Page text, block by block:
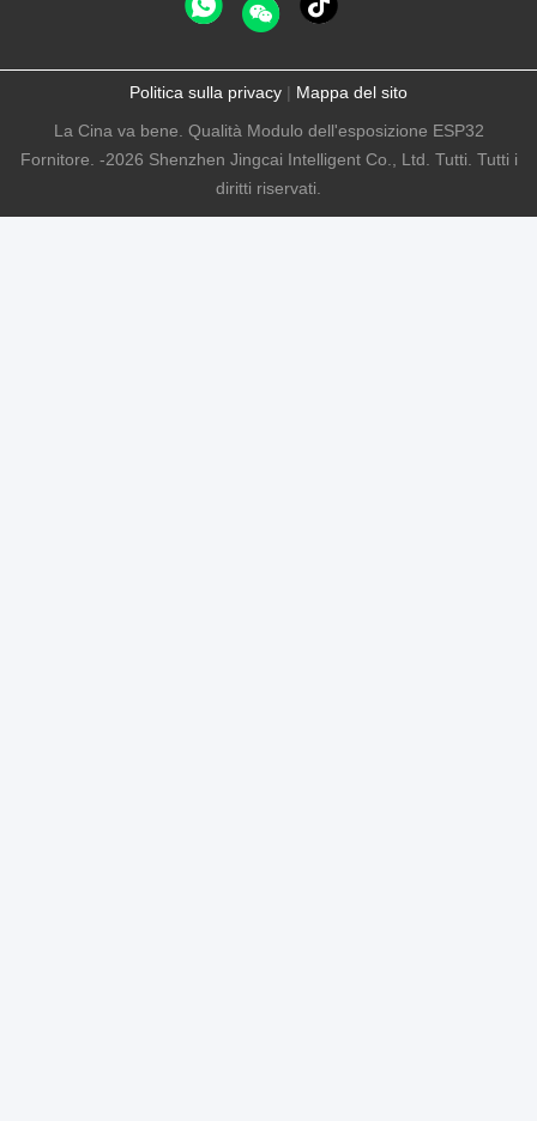
Politica sulla privacy | Mappa del sito
La Cina va bene. Qualità Modulo dell'esposizione ESP32
Fornitore. -2026 Shenzhen Jingcai Intelligent Co., Ltd. Tutti. Tutti i
diritti riservati.